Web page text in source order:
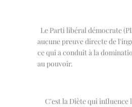
Le Parti libéral démocrate
aucune preuve directe de
ce qui a conduit à la
au pouvoir.
C'est la Diète qui influence